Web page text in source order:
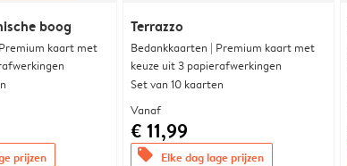
boog
kaart met
prijzen
Terrazzo
Bedankkaarten | Premium kaart met
keuze uit 3 papierafwerkingen
Set van 10 kaarten
Vanaf
€ 11,99
offers Elke dag lage prijzen